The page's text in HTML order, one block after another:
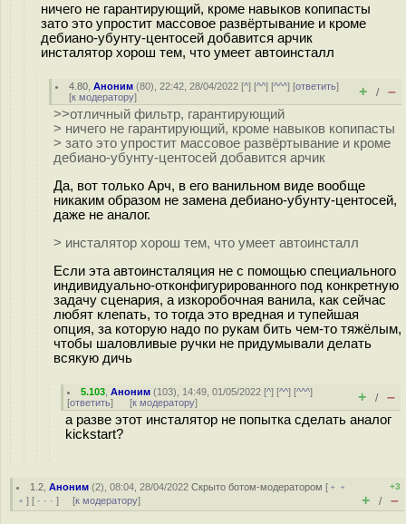
ничего не гарантирующий, кроме навыков копипасты
зато это упростит массовое развёртывание и кроме
дебиано-убунту-центосей добавится арчик
инсталятор хорош тем, что умеет автоинсталл
4.80 ,Аноним (80), 22:42, 28/04/2022 [^] [^^] [^^^] [ответить]
[к модератору] + / –
>>отличный фильтр, гарантирующий
> ничего не гарантирующий, кроме навыков копипасты
> зато это упростит массовое развёртывание и кроме
дебиано-убунту-центосей добавится арчик
Да, вот только Арч, в его ванильном виде вообще
никаким образом не замена дебиано-убунту-центосей,
даже не аналог.
> инсталятор хорош тем, что умеет автоинсталл
Если эта автоинсталяция не с помощью специального
индивидуально-отконфигурированного под конкретную
задачу сценария, а изкоробочная ванила, как сейчас
любят клепать, то тогда это вредная и тупейшая
опция, за которую надо по рукам бить чем-то тяжёлым,
чтобы шаловливые ручки не придумывали делать
всякую дичь
5.103 ,Аноним (103), 14:49, 01/05/2022 [^] [^^] [^^^]
[ответить] [к модератору] + / –
а разве этот инсталятор не попытка сделать аналог
kickstart?
1.2 ,Аноним (2), 08:04, 28/04/2022Скрыто ботом-модератором [ ﹢﹢
﹢ ] [ · · · ] [к модератору]
+3
+ / –